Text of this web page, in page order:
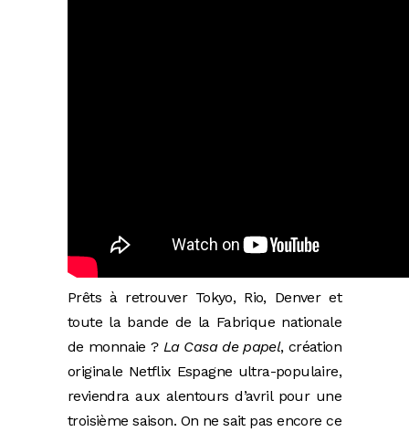
Prêts à retrouver Tokyo, Rio, Denver et
toute la bande de la Fabrique nationale
de monnaie ? La Casa de papel, création
originale Netflix Espagne ultra-populaire,
reviendra aux alentours d’avril pour une
troisième saison. On ne sait pas encore ce